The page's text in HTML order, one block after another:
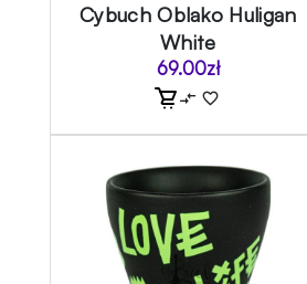
Cybuch Oblako Huligan
White
69.00zł